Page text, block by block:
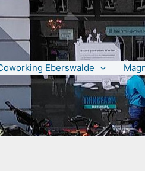
Eberswalde